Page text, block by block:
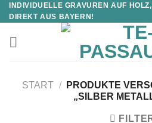
INDIVIDUELLE GRAVUREN AUF
DIREKT AUS BAYERN!
START /
PRODUKTE
„SILBER